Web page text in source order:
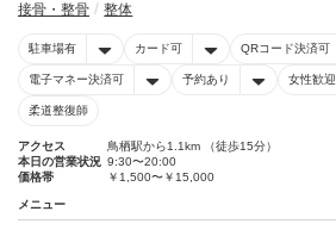
接骨・整骨 整体
駐車場有 カード可 QRコード決済可
電子マネー決済可 予約あり 女性歓迎
柔道整復師
アクセス
鳥栖駅から1.1km （徒歩15分）
本日の営業状況 9:30〜20:00
価格帯
￥1,500〜￥15,000
メニュー